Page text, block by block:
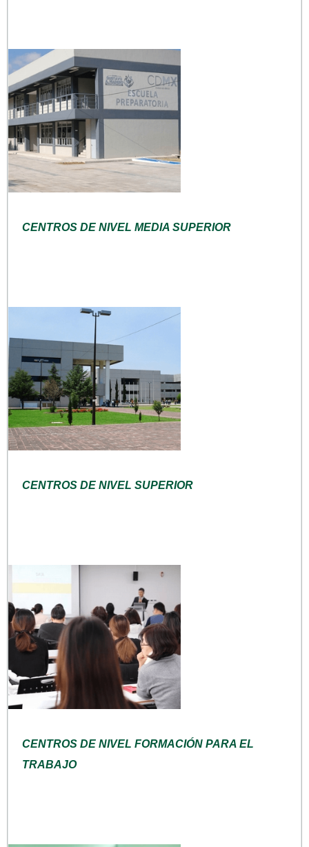
CENTROS DE NIVEL MEDIA SUPERIOR
CENTROS DE NIVEL SUPERIOR
CENTROS DE NIVEL FORMACIÓN PARA EL
TRABAJO